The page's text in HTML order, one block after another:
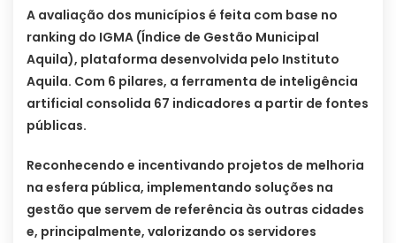
A avaliação dos municípios é feita com base no
ranking do IGMA (Índice de Gestão Municipal
Aquila), plataforma desenvolvida pelo Instituto
Aquila. Com 6 pilares, a ferramenta de inteligência
artificial consolida 67 indicadores a partir de fontes
públicas.
Reconhecendo e incentivando projetos de melhoria
na esfera pública, implementando soluções na
gestão que servem de referência às outras cidades
e, principalmente, valorizando os servidores